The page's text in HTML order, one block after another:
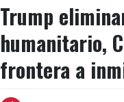
Trump
humanitario,
frontera a